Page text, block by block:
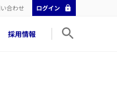
合わせ ログイン
採用情報